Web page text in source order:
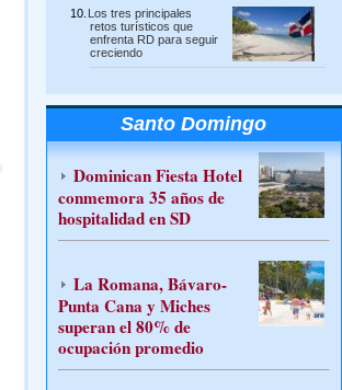
Los tres principales
retos turísticos que
enfrenta RD para seguir
creciendo
Santo Domingo
Dominican Fiesta Hotel
conmemora 35 años de
hospitalidad en SD
La Romana, Bávaro-
Punta Cana y Miches
superan el 80% de
ocupación promedio